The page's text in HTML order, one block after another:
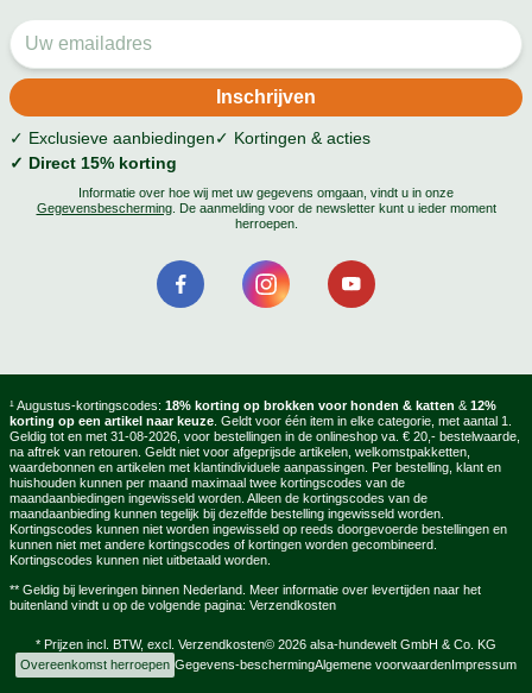
✓ Exclusieve aanbiedingen✓ Kortingen & acties
✓ Direct 15% korting
Informatie over hoe wij met uw gegevens omgaan, vindt u in onze
Gegevensbescherming. De aanmelding voor de newsletter kunt u ieder moment
herroepen.
¹ Augustus-kortingscodes: 18% korting op brokken voor honden & katten &12%
korting op een artikel naar keuze. Geldt voor één item in elke categorie, met aantal 1.
Geldig tot en met 31-08-2026, voor bestellingen in de onlineshop va. € 20,- bestelwaarde,
na aftrek van retouren. Geldt niet voor afgeprijsde artikelen, welkomstpakketten,
waardebonnen en artikelen met klantindividuele aanpassingen. Per bestelling, klant en
huishouden kunnen per maand maximaal twee kortingscodes van de
maandaanbiedingen ingewisseld worden. Alleen de kortingscodes van de
maandaanbieding kunnen tegelijk bij dezelfde bestelling ingewisseld worden.
Kortingscodes kunnen niet worden ingewisseld op reeds doorgevoerde bestellingen en
kunnen niet met andere kortingscodes of kortingen worden gecombineerd.
Kortingscodes kunnen niet uitbetaald worden.
** Geldig bij leveringen binnen Nederland. Meer informatie over levertijden naar het
buitenland vindt u op de volgende pagina: Verzendkosten
* Prijzen incl. BTW, excl. Verzendkosten© 2026 alsa-hundewelt GmbH & Co. KG
Overeenkomst herroepen Gegevens-beschermingAlgemene voorwaarden Impressum